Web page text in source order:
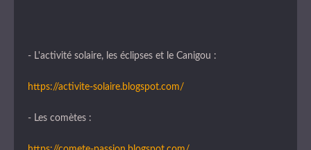
- L'activité solaire, les éclipses et le Canigou :
https://activite-solaire.blogspot.com/
- Les comètes :